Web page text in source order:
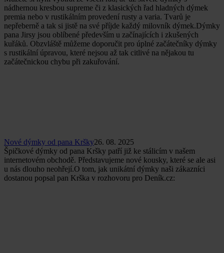
nádhernou kresbou supreme či z klasických řad hladných dýmek
premia nebo v rustikálním provedení rusty a varia. Tvarů je
nepřeberně a tak si jistě na své příjde každý milovník dýmek.Dýmky
pana Jirsy jsou oblíbené především u začínajících i zkušených
kuřáků. Obzvláště můžeme doporučit pro úplné začátečníky dýmky
s rustikální úpravou, které nejsou až tak citlivé na nějakou tu
začátečnickou chybu při zakuřování.
Nové dýmky od pana Kršky26. 08. 2025
Špičkové dýmky od pana Kršky patří již ke stálicím v našem
internetovém obchodě. Představujeme nové kousky, které se ale asi
u nás dlouho neohřejí.O tom, jak unikátní dýmky naši zákazníci
dostanou popsal pan Krška v rozhovoru pro Deník.cz: